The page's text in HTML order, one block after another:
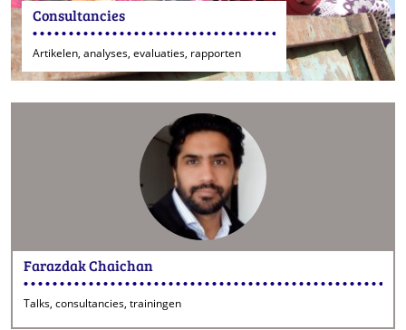
Consultancies
Artikelen, analyses, evaluaties, rapporten
Farazdak Chaichan
Talks, consultancies, trainingen